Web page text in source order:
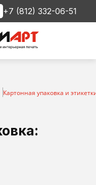
+7 (812) 332-06-51
Картонная упаковка и